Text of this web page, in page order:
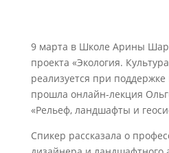
9 марта в Школе Арины
проекта «Экология.
реализуется при
прошла онлайн-лекция
«Рельеф, ландшафты и
Спикер рассказала о